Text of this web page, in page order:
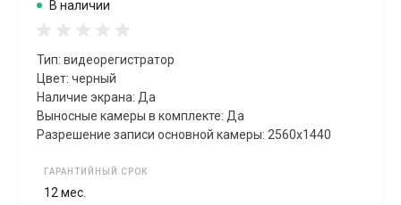
В наличии
Тип: видеорегистратор
Цвет: черный
Наличие экрана: Да
Выносные камеры в комплекте: Да
Разрешение записи основной камеры: 2560x1440
ГАРАНТИЙНЫЙ СРОК
12 мес.